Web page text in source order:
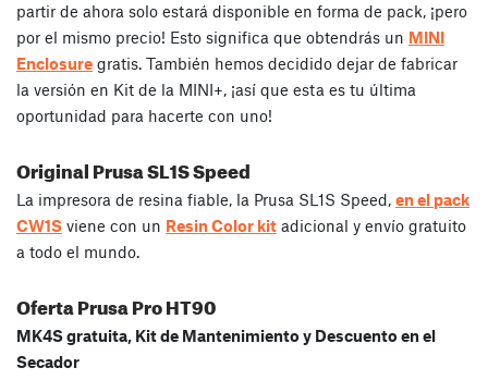
partir de ahora solo estará disponible en forma de pack, ¡pero
por el mismo precio! Esto significa que obtendrás un MINI
Enclosure gratis. También hemos decidido dejar de fabricar
la versión en Kit de la MINI+, ¡así que esta es tu última
oportunidad para hacerte con uno!
Original Prusa SL1S Speed
La impresora de resina fiable, la Prusa SL1S Speed, en el pack
CW1S viene con un Resin Color kit adicional y envío gratuito
a todo el mundo.
Oferta Prusa Pro HT90
MK4S gratuita, Kit de Mantenimiento y Descuento en el
Secador